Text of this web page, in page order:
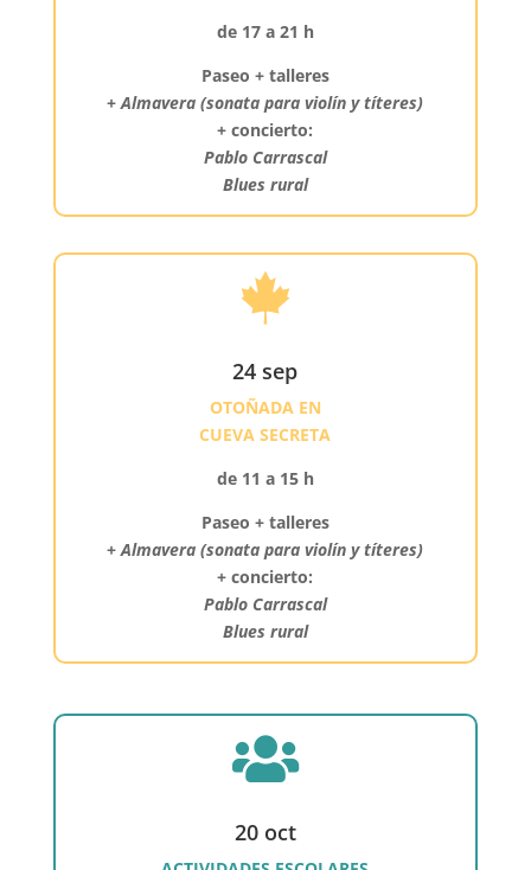
de 17 a 21 h
Paseo + talleres
+Almavera (sonata para violín y títeres)
+ concierto:
Pablo Carrascal
Blues rural

24 sep
OTOÑADA EN
CUEVA SECRETA
de 11 a 15 h
Paseo + talleres
+Almavera (sonata para violín y títeres)
+ concierto:
Pablo Carrascal
Blues rural

20 oct